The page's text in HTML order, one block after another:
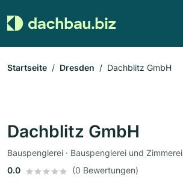
Startseite Dresden Dachblitz GmbH
Dachblitz GmbH
Bauspenglerei · Bauspenglerei und Zimmerei
0.0
(0 Bewertungen)